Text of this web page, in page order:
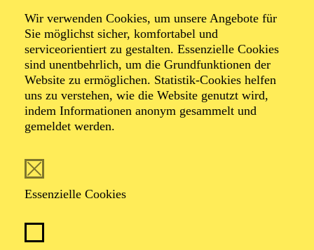
Wir verwenden Cookies, um unsere Angebote für
Sie möglichst sicher, komfortabel und
serviceorientiert zu gestalten. Essenzielle Cookies
sind unentbehrlich, um die Grundfunktionen der
Website zu ermöglichen. Statistik-Cookies helfen
uns zu verstehen, wie die Website genutzt wird,
indem Informationen anonym gesammelt und
gemeldet werden.
Essenzielle Cookies
Essener Philharmoniker
KlassikLounge
Streichquintett der Essener
Philharmoniker